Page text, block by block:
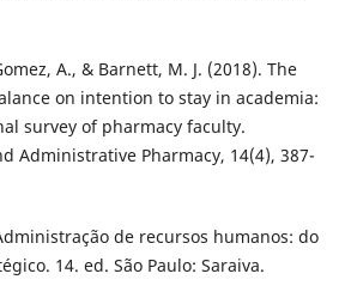
A., & Barnett, M. J. (2018). The
on intention to stay in academia:
survey of pharmacy faculty.
Administrative Pharmacy, 14(4), 387-
de recursos humanos: do
14. ed. São Paulo: Saraiva.